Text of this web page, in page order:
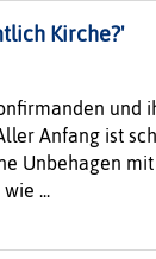
Kirche?'
und
Anfang ist
Unbehagen
...